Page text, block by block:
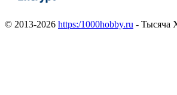
© 2013-2026 https:/1000hobby.ru - Тысяча